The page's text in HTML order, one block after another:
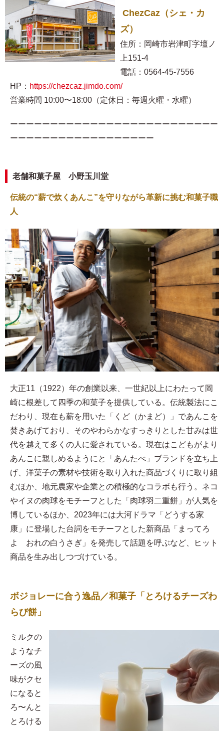
ChezCaz（シェ・カ
ズ）
住所：岡崎市岩津町字壇ノ
上151-4
電話：0564-45-7556
HP： https://chezcaz.jimdo.com/
営業時間 10:00〜18:00（定休日：毎週火曜・水曜）
ーーーーーーーーーーーーーーーーーーーーーーーーーー
ーーーーーーーーーーーーーーーーーー
老舗和菓子屋 小野玉川堂
伝統の“薪で炊くあんこ”を守りながら革新に挑む和菓子職
人
大正11（1922）年の創業以来、一世紀以上にわたって岡
崎に根差して四季の和菓子を提供している。伝統製法にこ
だわり、現在も薪を用いた「くど（かまど）」であんこを
焚きあげており、そのやわらかなすっきりとした甘みは世
代を越えて多くの人に愛されている。現在はこどもがより
あんこに親しめるようにと「あんたべ」ブランドを立ち上
げ、洋菓子の素材や技術を取り入れた商品づくりに取り組
むほか、地元農家や企業との積極的なコラボも行う。ネコ
やイヌの肉球をモチーフとした「肉球羽二重餅」が人気を
博しているほか、2023年には大河ドラマ「どうする家
康」に登場した台詞をモチーフとした新商品「まってろ
よ おれの白うさぎ」を発売して話題を呼ぶなど、ヒット
商品を生み出しつづけている。
ボジョレーに合う逸品／和菓子「とろけるチーズわ
らび餅」
​ミルクの
ようなチ
ーズの風
味がクセ
になると
ろ〜んと
とろける